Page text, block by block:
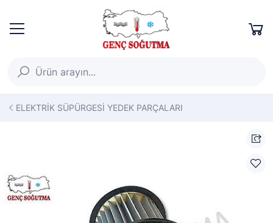
ELEKTRİK SÜPÜRGESİ YEDEK PARÇALARI